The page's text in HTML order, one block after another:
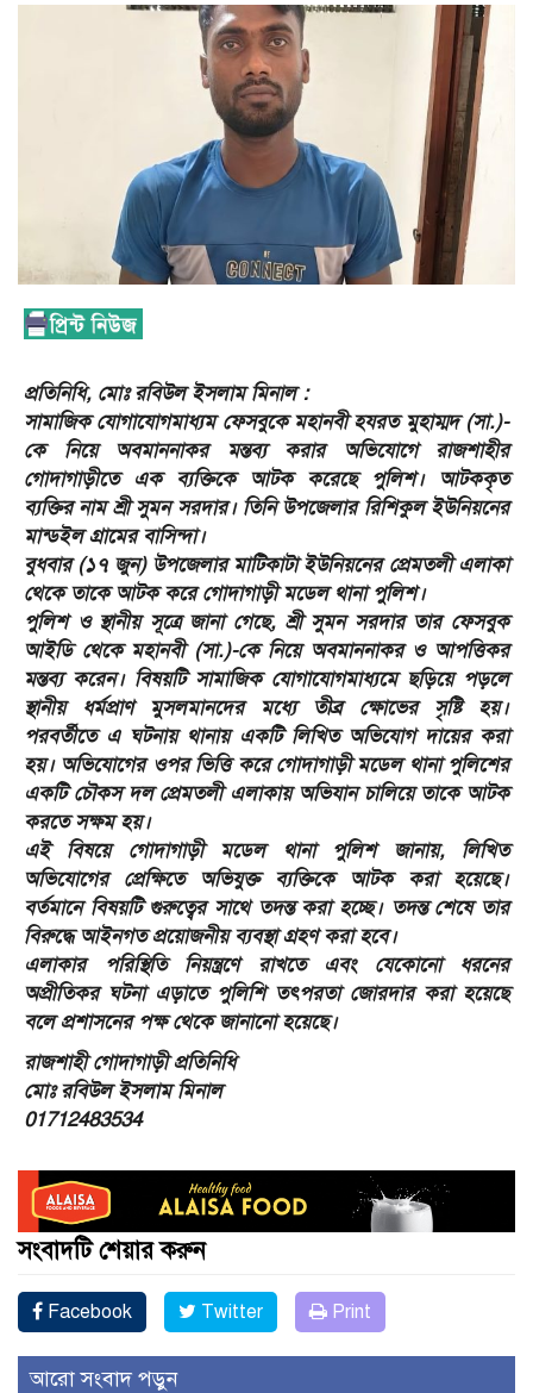
প্রতিনিধি, মোঃ রবিউল ইসলাম মিনাল :
সামাজিক যোগাযোগমাধ্যম ফেসবুকে মহানবী হযরত মুহাম্মদ (সা.)-
কে নিয়ে অবমাননাকর মন্তব্য করার অভিযোগে রাজশাহীর
গোদাগাড়ীতে এক ব্যক্তিকে আটক করেছে পুলিশ। আটককৃত
ব্যক্তির নাম শ্রী সুমন সরদার। তিনি উপজেলার রিশিকুল ইউনিয়নের
মান্ডইল গ্রামের বাসিন্দা।
​বুধবার (১৭ জুন) উপজেলার মাটিকাটা ইউনিয়নের প্রেমতলী এলাকা
থেকে তাকে আটক করে গোদাগাড়ী মডেল থানা পুলিশ।
​পুলিশ ও স্থানীয় সূত্রে জানা গেছে, শ্রী সুমন সরদার তার ফেসবুক
আইডি থেকে মহানবী (সা.)-কে নিয়ে অবমাননাকর ও আপত্তিকর
মন্তব্য করেন। বিষয়টি সামাজিক যোগাযোগমাধ্যমে ছড়িয়ে পড়লে
স্থানীয় ধর্মপ্রাণ মুসলমানদের মধ্যে তীব্র ক্ষোভের সৃষ্টি হয়।
পরবর্তীতে এ ঘটনায় থানায় একটি লিখিত অভিযোগ দায়ের করা
হয়। অভিযোগের ওপর ভিত্তি করে গোদাগাড়ী মডেল থানা পুলিশের
একটি চৌকস দল প্রেমতলী এলাকায় অভিযান চালিয়ে তাকে আটক
করতে সক্ষম হয়।
​এই বিষয়ে গোদাগাড়ী মডেল থানা পুলিশ জানায়, লিখিত
অভিযোগের প্রেক্ষিতে অভিযুক্ত ব্যক্তিকে আটক করা হয়েছে।
বর্তমানে বিষয়টি গুরুত্বের সাথে তদন্ত করা হচ্ছে। তদন্ত শেষে তার
বিরুদ্ধে আইনগত প্রয়োজনীয় ব্যবস্থা গ্রহণ করা হবে।
​এলাকার পরিস্থিতি নিয়ন্ত্রণে রাখতে এবং যেকোনো ধরনের
অপ্রীতিকর ঘটনা এড়াতে পুলিশি তৎপরতা জোরদার করা হয়েছে
বলে প্রশাসনের পক্ষ থেকে জানানো হয়েছে।
রাজশাহী গোদাগাড়ী প্রতিনিধি
মোঃ রবিউল ইসলাম মিনাল
01712483534
সংবাদটি শেয়ার করুন
Facebook Twitter Print
আরো সংবাদ পড়ুন